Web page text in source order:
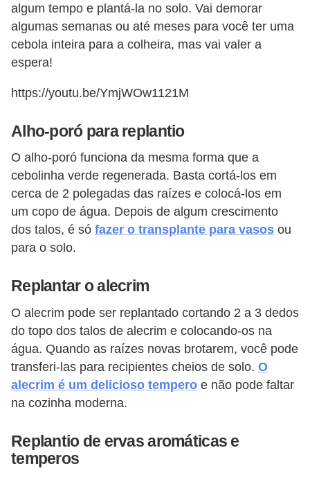
algum tempo e plantá-la no solo. Vai demorar
algumas semanas ou até meses para você ter uma
cebola inteira para a colheira, mas vai valer a
espera!
https://youtu.be/YmjWOw1121M
Alho-poró para replantio
O alho-poró funciona da mesma forma que a
cebolinha verde regenerada. Basta cortá-los em
cerca de 2 polegadas das raízes e colocá-los em
um copo de água. Depois de algum crescimento
dos talos, é só fazer o transplante para vasos ou
para o solo.
Replantar o alecrim
O alecrim pode ser replantado cortando 2 a 3 dedos
do topo dos talos de alecrim e colocando-os na
água. Quando as raízes novas brotarem, você pode
transferi-las para recipientes cheios de solo. O
alecrim é um delicioso tempero e não pode faltar
na cozinha moderna.
Replantio de ervas aromáticas e
temperos